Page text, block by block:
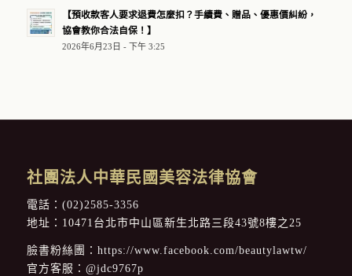
【預收款客人要求退費怎麼扣？手續費、贈品、優惠價糾紛，
協會教你合法自保！】
2026年6月23日 - 下午 3:25
社團法人中華民國美容法律協會
電話： (02)2585-3356
地址：10471台北市中山區新生北路三段43號8樓之25
臉書粉絲團： https://www.facebook.com/beautylawtw/
官方客服： @jdc9767p